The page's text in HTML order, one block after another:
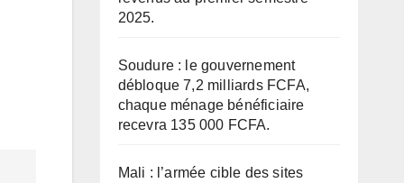
2025.
Soudure : le gouvernement
débloque 7,2 milliards FCFA,
chaque ménage bénéficiaire
recevra 135 000 FCFA.
Mali : l’armée cible des sites